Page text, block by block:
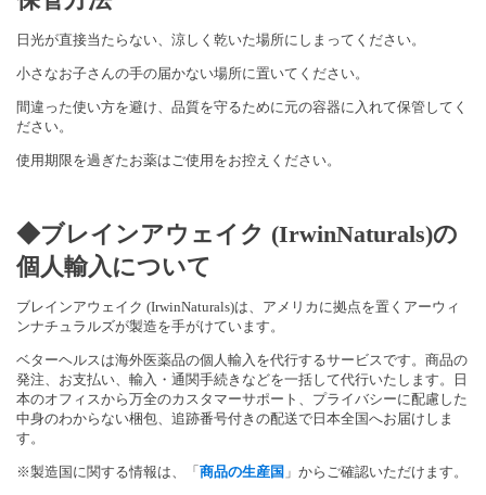
日光が直接当たらない、涼しく乾いた場所にしまってください。
小さなお子さんの手の届かない場所に置いてください。
間違った使い方を避け、品質を守るために元の容器に入れて保管してく
ださい。
使用期限を過ぎたお薬はご使用をお控えください。
◆ブレインアウェイク (IrwinNaturals)の
個人輸入について
ブレインアウェイク (IrwinNaturals)は、アメリカに拠点を置くアーウィ
ンナチュラルズが製造を手がけています。
ベターヘルスは海外医薬品の個人輸入を代行するサービスです。商品の
発注、お支払い、輸入・通関手続きなどを一括して代行いたします。日
本のオフィスから万全のカスタマーサポート、プライバシーに配慮した
中身のわからない梱包、追跡番号付きの配送で日本全国へお届けしま
す。
※製造国に関する情報は、「商品の生産国 」からご確認いただけます。